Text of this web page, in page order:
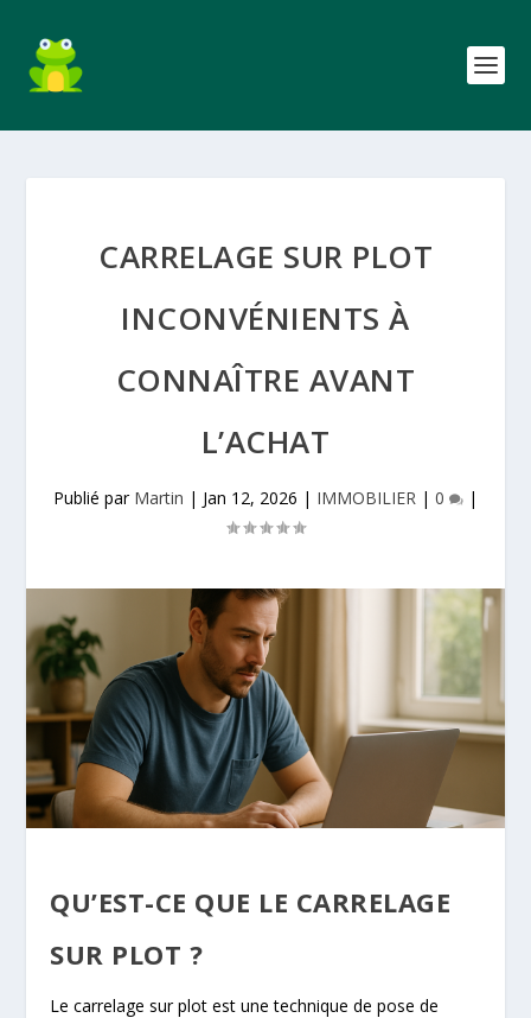
CARRELAGE SUR PLOT
INCONVÉNIENTS À
CONNAÎTRE AVANT
L’ACHAT
Publié par Martin | Jan 12, 2026 | IMMOBILIER | 0 |
QU’EST-CE QUE LE CARRELAGE
SUR PLOT ?
Le carrelage sur plot est une technique de pose de